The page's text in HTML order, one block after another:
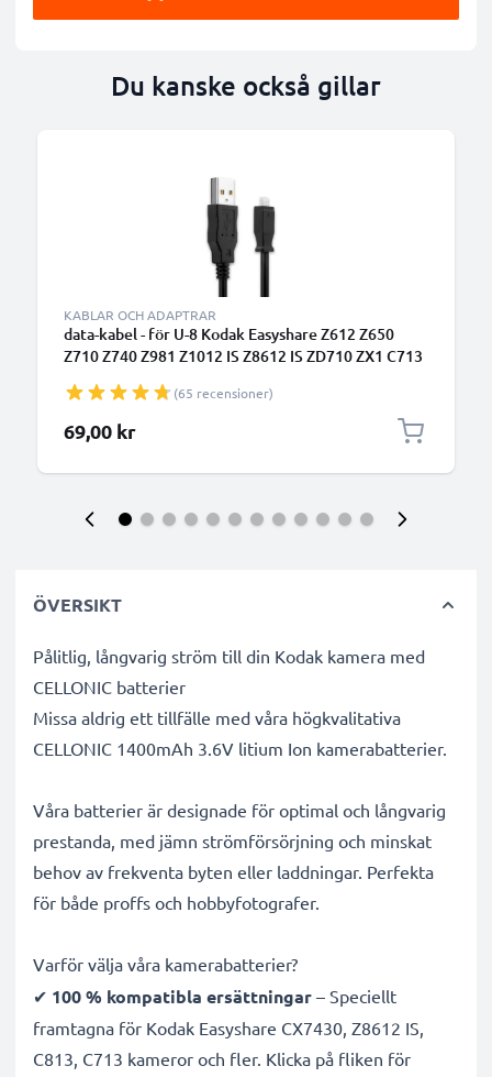
Du kanske också gillar
KABLAR OCH ADAPTRAR
data-kabel - för U-8 Kodak Easyshare Z612 Z650
Z710 Z740 Z981 Z1012 IS Z8612 IS ZD710 ZX1 C713
PVC Datakabel svart(65 recensioner)
69,00 kr
ÖVERSIKT
Pålitlig, långvarig ström till din Kodak kamera med
CELLONIC batterier
Missa aldrig ett tillfälle med våra högkvalitativa
CELLONIC 1400mAh 3.6V litium Ion kamerabatterier.
Våra batterier är designade för optimal och långvarig
prestanda, med jämn strömförsörjning och minskat
behov av frekventa byten eller laddningar. Perfekta
för både proffs och hobbyfotografer.
Varför välja våra kamerabatterier?
✔ 100 % kompatibla ersättningar – Speciellt
framtagna för Kodak Easyshare CX7430, Z8612 IS,
C813, C713 kameror och fler. Klicka på fliken för